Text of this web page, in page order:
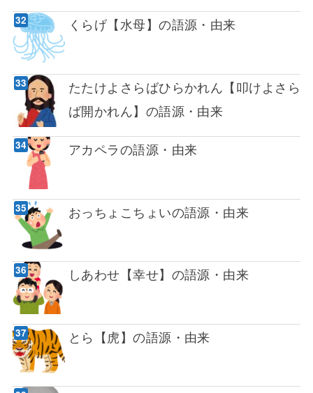
くらげ【水母】の語源・由来
たたけよさらばひらかれん【叩けよさら
ば開かれん】の語源・由来
アカペラの語源・由来
おっちょこちょいの語源・由来
しあわせ【幸せ】の語源・由来
とら【虎】の語源・由来